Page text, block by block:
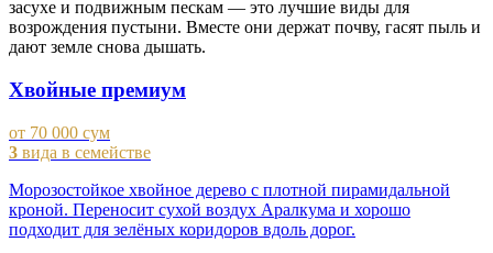
засухе и подвижным пескам — это лучшие виды для
возрождения пустыни. Вместе они держат почву, гасят пыль и
дают земле снова дышать.
Хвойные премиум
от 70 000 сум
3 вида в семействе
Морозостойкое хвойное дерево с плотной пирамидальной
кроной. Переносит сухой воздух Аралкума и хорошо
подходит для зелёных коридоров вдоль дорог.